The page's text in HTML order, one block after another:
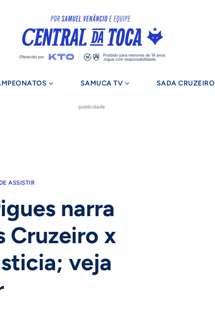
SAMUCA TV SADA CRUZEIRO
publicidade
ASSISTIR
narra
Cruzeiro x
veja